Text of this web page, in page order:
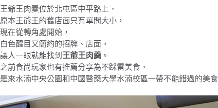
王爺王肉羹位於北屯區中平路上，
原本王爺王的舊店面只有單間大小，
現在從轉角處開始，
白色醒目又簡約的招牌、店面，
讓人一眼就能找到 王爺王肉羹 。
之前食尚玩家也有推薦分享為不踩雷美食，
是來水湳中央公園和中國醫藥大學水湳校區一帶不能錯過的美